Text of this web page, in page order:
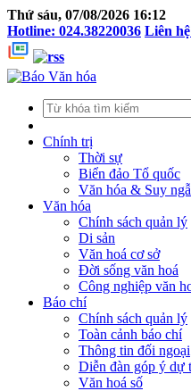
Thứ sáu, 07/08/2026 16:12
Hotline: 024.38220036 Liên
Chính trị
Thời sự
Biển đảo Tổ quốc
Văn hóa & Suy
Văn hóa
Chính sách quản lý
Di sản
Văn hoá cơ sở
Đời sống văn hoá
Công nghiệp văn
Báo chí
Chính sách quản lý
Toàn cảnh báo chí
Thông tin đối ngoại
Diễn đàn góp ý dự
Văn hoá số